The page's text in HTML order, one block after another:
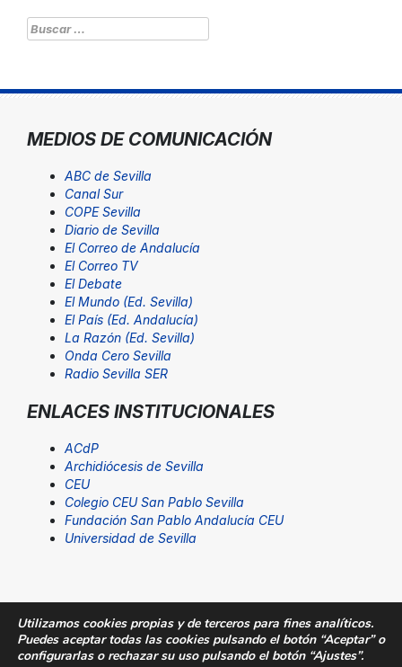
Buscar:
MEDIOS DE COMUNICACIÓN
ABC de Sevilla
Canal Sur
COPE Sevilla
Diario de Sevilla
El Correo de Andalucía
El Correo TV
El Debate
El Mundo (Ed. Sevilla)
El País (Ed. Andalucía)
La Razón (Ed. Sevilla)
Onda Cero Sevilla
Radio Sevilla SER
ENLACES INSTITUCIONALES
ACdP
Archidiócesis de Sevilla
CEU
Colegio CEU San Pablo Sevilla
Fundación San Pablo Andalucía CEU
Universidad de Sevilla
© Fundación San Pablo Andalucía CEU. Todos los
Utilizamos cookies propias y de terceros para fines analíticos.
Puedes aceptar todas las cookies pulsando el botón “Aceptar” o
configurarlas o rechazar su uso pulsando el botón “Ajustes”.